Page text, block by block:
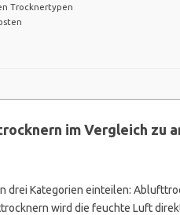
Trocknertypen
im Vergleich zu
drei Kategorien einteilen:
wird die feuchte Luft